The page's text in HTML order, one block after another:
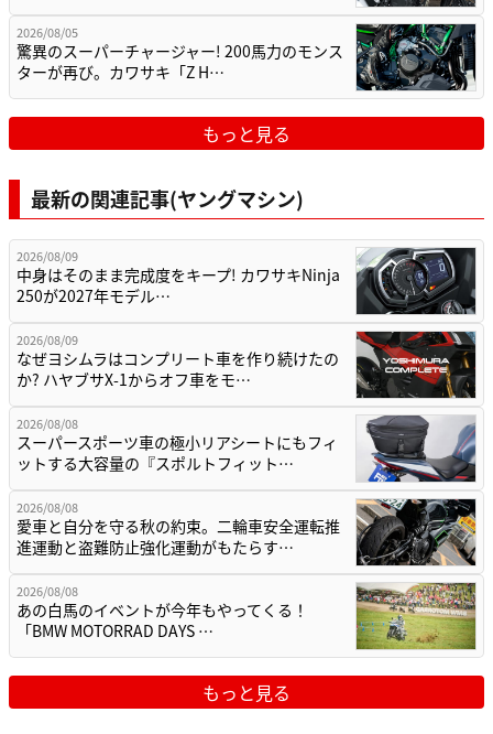
2026/08/05
驚異のスーパーチャージャー! 200馬力のモンス
ターが再び。カワサキ「Z H…
もっと見る
最新の関連記事(ヤングマシン)
2026/08/09
中身はそのまま完成度をキープ! カワサキNinja
250が2027年モデル…
2026/08/09
なぜヨシムラはコンプリート車を作り続けたの
か? ハヤブサX-1からオフ車をモ…
2026/08/08
スーパースポーツ車の極小リアシートにもフィ
ットする大容量の『スポルトフィット…
2026/08/08
愛車と自分を守る秋の約束。二輪車安全運転推
進運動と盗難防止強化運動がもたらす…
2026/08/08
あの白馬のイベントが今年もやってくる！
「BMW MOTORRAD DAYS …
もっと見る